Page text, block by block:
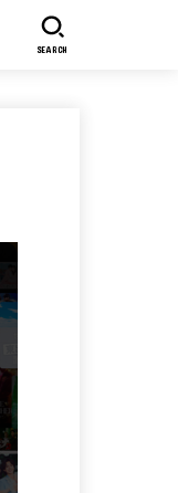
SEARCH